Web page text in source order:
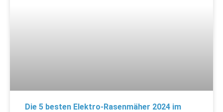
Die 5 besten Elektro-Rasenmäher 2024 im